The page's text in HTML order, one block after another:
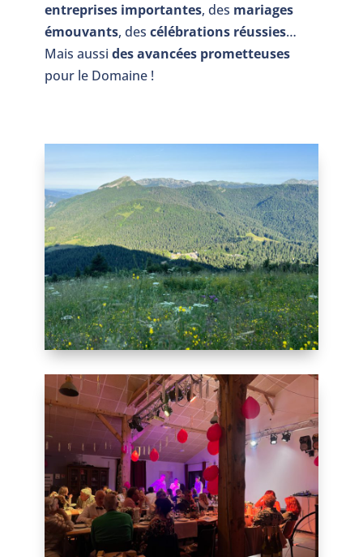
entreprises importantes, des mariages
émouvants, des célébrations réussies…
Mais aussi des avancées prometteuses
pour le Domaine !